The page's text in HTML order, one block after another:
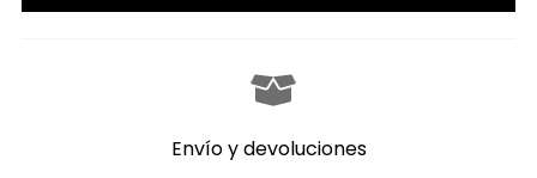
Envío y devoluciones